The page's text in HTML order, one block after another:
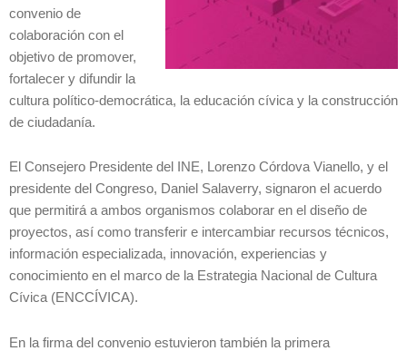
convenio de
colaboración con el
objetivo de promover,
fortalecer y difundir la
cultura político-democrática, la educación cívica y la construcción
de ciudadanía.
El Consejero Presidente del INE, Lorenzo Córdova Vianello, y el
presidente del Congreso, Daniel Salaverry, signaron el acuerdo
que permitirá a ambos organismos colaborar en el diseño de
proyectos, así como transferir e intercambiar recursos técnicos,
información especializada, innovación, experiencias y
conocimiento en el marco de la Estrategia Nacional de Cultura
Cívica (ENCCÍVICA).
En la firma del convenio estuvieron también la primera